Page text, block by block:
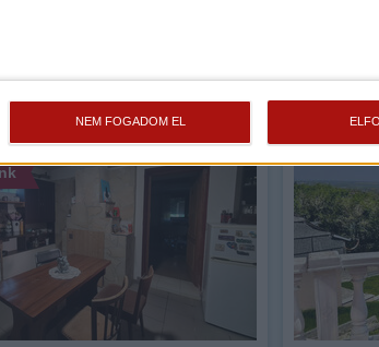
NEM FOGADOM EL